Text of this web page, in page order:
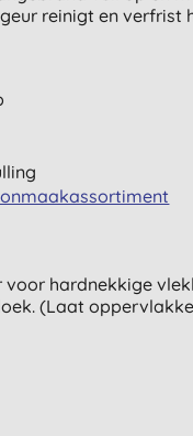
reinigt en verfrist
voor hardnekkige
(Laat